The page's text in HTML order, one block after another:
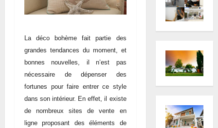
La déco bohème fait partie des
grandes tendances du moment, et
bonnes nouvelles, il n’est pas
nécessaire de dépenser des
fortunes pour faire entrer ce style
dans son intérieur. En effet, il existe
de nombreux sites de vente en
ligne proposant des éléments de